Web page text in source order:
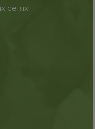
сетях!